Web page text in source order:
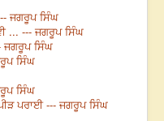
ਜਗਰੂਪ ਸਿੰਘ
... --- ਜਗਰੂਪ ਸਿੰਘ
ਜਗਰੂਪ ਸਿੰਘ
ਸਿੰਘ
ਸਿੰਘ
ਪਰਾਈ --- ਜਗਰੂਪ ਸਿੰਘ